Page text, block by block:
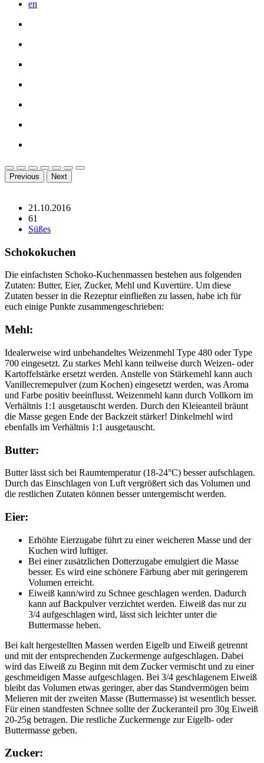
en
Previous Next
21.10.2016
61
Süßes
Schokokuchen
Die einfachsten Schoko-Kuchenmassen bestehen aus folgenden
Zutaten: Butter, Eier, Zucker, Mehl und Kuvertüre. Um diese
Zutaten besser in die Rezeptur einfließen zu lassen, habe ich für
euch einige Punkte zusammengeschrieben:
Mehl:
Idealerweise wird unbehandeltes Weizenmehl Type 480 oder Type
700 eingesetzt. Zu starkes Mehl kann teilweise durch Weizen- oder
Kartoffelstärke ersetzt werden. Anstelle von Stärkemehl kann auch
Vanillecremepulver (zum Kochen) eingesetzt werden, was Aroma
und Farbe positiv beeinflusst. Weizenmehl kann durch Vollkorn im
Verhältnis 1:1 ausgetauscht werden. Durch den Kleieanteil bräunt
die Masse gegen Ende der Backzeit stärker! Dinkelmehl wird
ebenfalls im Verhältnis 1:1 ausgetauscht.
Butter:
Butter lässt sich bei Raumtemperatur (18-24°C) besser aufschlagen.
Durch das Einschlagen von Luft vergrößert sich das Volumen und
die restlichen Zutaten können besser untergemischt werden.
Eier:
Erhöhte Eierzugabe führt zu einer weicheren Masse und der
Kuchen wird luftiger.
Bei einer zusätzlichen Dotterzugabe emulgiert die Masse
besser. Es wird eine schönere Färbung aber mit geringerem
Volumen erreicht.
Eiweiß kann/wird zu Schnee geschlagen werden. Dadurch
kann auf Backpulver verzichtet werden. Eiweiß das nur zu
3/4 aufgeschlagen wird, lässt sich leichter unter die
Buttermasse heben.
Bei kalt hergestellten Massen werden Eigelb und Eiweiß getrennt
und mit der entsprechenden Zuckermenge aufgeschlagen. Dabei
wird das Eiweiß zu Beginn mit dem Zucker vermischt und zu einer
geschmeidigen Masse aufgeschlagen. Bei 3/4 geschlagenem Eiweiß
bleibt das Volumen etwas geringer, aber das Standvermögen beim
Melieren mit der zweiten Masse (Buttermasse) ist wesentlich besser.
Für einen standfesten Schnee sollte der Zuckeranteil pro 30g Eiweiß
20-25g betragen. Die restliche Zuckermenge zur Eigelb- oder
Buttermasse geben.
Zucker: